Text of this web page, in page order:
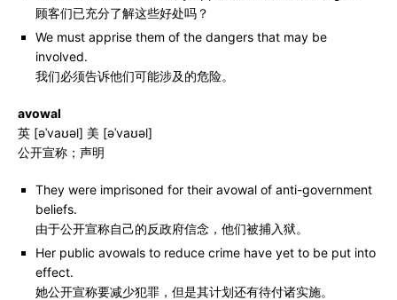
顾客们已充分了解这些好处吗？
We must apprise them of the dangers that may be
involved.
我们必须告诉他们可能涉及的危险。
avowal
英 [əˈvaʊəl] 美 [əˈvaʊəl]
公开宣称；声明
They were imprisoned for their avowal of anti-government
beliefs.
由于公开宣称自己的反政府信念，他们被捕入狱。
Her public avowals to reduce crime have yet to be put into
effect.
她公开宣称要减少犯罪，但是其计划还有待付诸实施。